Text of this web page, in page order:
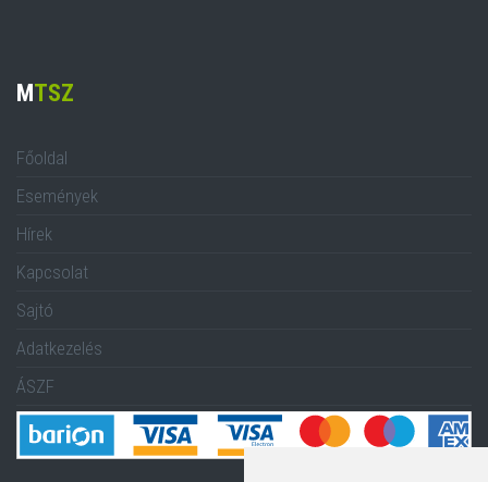
M TSZ
Főoldal
Események
Hírek
Kapcsolat
Sajtó
Adatkezelés
ÁSZF